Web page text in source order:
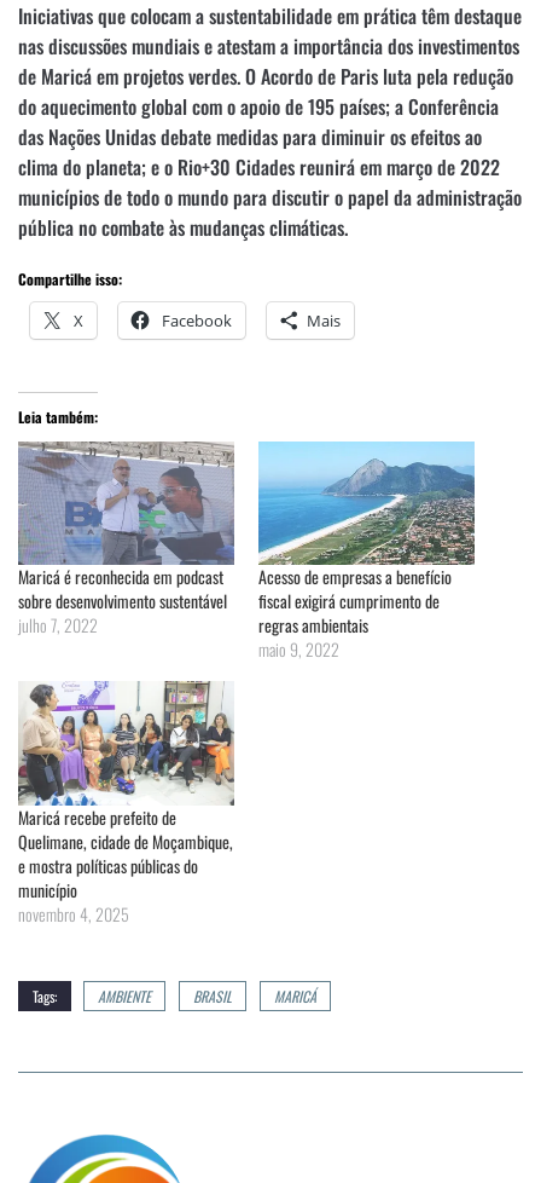
Iniciativas que colocam a sustentabilidade em prática têm destaque
nas discussões mundiais e atestam a importância dos investimentos
de Maricá em projetos verdes. O Acordo de Paris luta pela redução
do aquecimento global com o apoio de 195 países; a Conferência
das Nações Unidas debate medidas para diminuir os efeitos ao
clima do planeta; e o Rio+30 Cidades reunirá em março de 2022
municípios de todo o mundo para discutir o papel da administração
pública no combate às mudanças climáticas.
Compartilhe isso:
X Facebook Mais
Leia também:
Maricá é reconhecida em podcast
sobre desenvolvimento sustentável
julho 7, 2022
Acesso de empresas a benefício
fiscal exigirá cumprimento de
regras ambientais
maio 9, 2022
Maricá recebe prefeito de
Quelimane, cidade de Moçambique,
e mostra políticas públicas do
município
novembro 4, 2025
Tags: AMBIENTE BRASIL MARICÁ